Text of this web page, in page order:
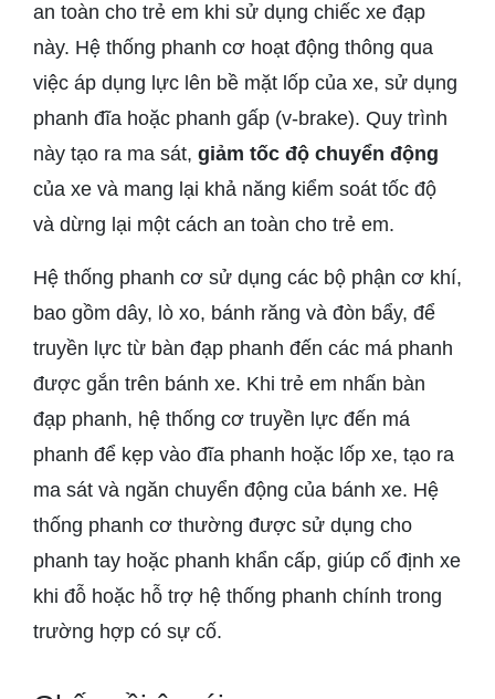
an toàn cho trẻ em khi sử dụng chiếc xe đạp
này. Hệ thống phanh cơ hoạt động thông qua
việc áp dụng lực lên bề mặt lốp của xe, sử dụng
phanh đĩa hoặc phanh gấp (v-brake). Quy trình
này tạo ra ma sát, giảm tốc độ chuyển động
của xe và mang lại khả năng kiểm soát tốc độ
và dừng lại một cách an toàn cho trẻ em.
Hệ thống phanh cơ sử dụng các bộ phận cơ khí,
bao gồm dây, lò xo, bánh răng và đòn bẩy, để
truyền lực từ bàn đạp phanh đến các má phanh
được gắn trên bánh xe. Khi trẻ em nhấn bàn
đạp phanh, hệ thống cơ truyền lực đến má
phanh để kẹp vào đĩa phanh hoặc lốp xe, tạo ra
ma sát và ngăn chuyển động của bánh xe. Hệ
thống phanh cơ thường được sử dụng cho
phanh tay hoặc phanh khẩn cấp, giúp cố định xe
khi đỗ hoặc hỗ trợ hệ thống phanh chính trong
trường hợp có sự cố.